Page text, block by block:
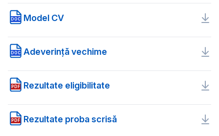
DOC Model CV
DOC Adeverință vechime
PDF Rezultate eligibilitate
PDF Rezultate proba scrisă